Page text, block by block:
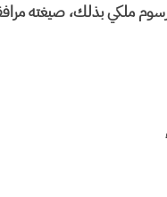
ملكي بذلك، صيغته